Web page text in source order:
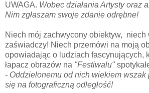
UWAGA. Wobec działania Artysty oraz
Nim zgłaszam swoje zdanie odrębne!
Niech mój zachwycony obiektyw, niech
zaświadczy! Niech przemówi na moją
opowiadając o ludziach fascynujących,
łapacz obrazów na "Festiwalu"
- Oddzielonemu od nich wiekiem
się na fotograficzną odległość!